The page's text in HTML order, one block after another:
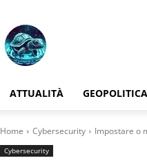
ATTUALITÀ GEOPOLITICA
Home Cybersecurity Impostare o
Cybersecurity